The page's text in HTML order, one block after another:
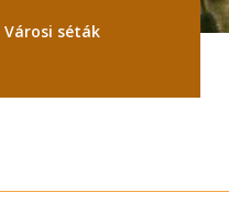
Városi séták